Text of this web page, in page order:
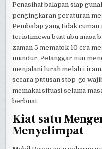
Penasihat balapan siap
pengingkaran peraturan
Pembalap yang tidak
teristimewa buat abu masa
zaman 5 mematok 10 era
mundur. Pelanggar nun
menjalani lurah melalui
secara putusan stop-go
memakai situasi selama
berbuat.
Kiat satu
Menyelimpat